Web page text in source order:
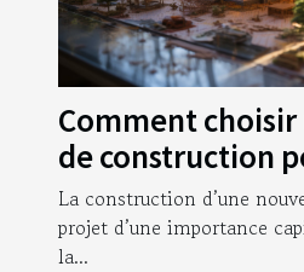
Comment choisir
de construction
nouvelle maison
La construction d’une
projet d’une importance
la...